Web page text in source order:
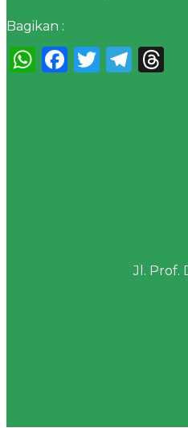
Bagikan :
WhatsApp
Facebook
Twitter
Jl. Prof.